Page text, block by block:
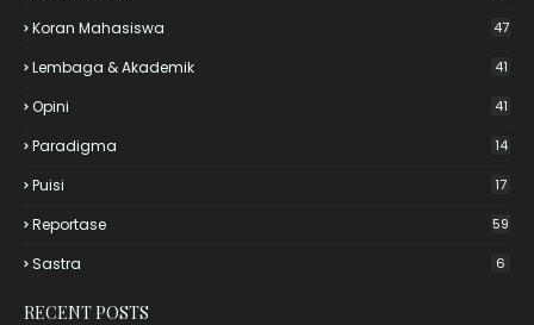
Koran Mahasiswa 47
Lembaga & Akademik 41
Opini 41
Paradigma 14
Puisi 17
Reportase 59
Sastra 6
RECENT POSTS